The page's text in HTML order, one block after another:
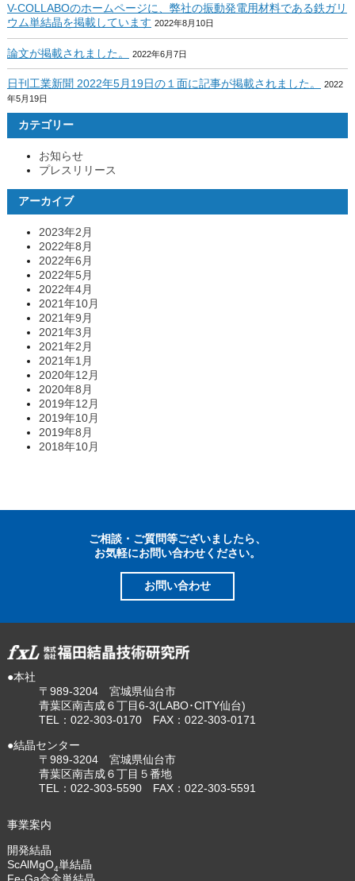
V-COLLABOのホームページに、弊社の振動発電用材料である鉄ガリ
ウム単結晶を掲載しています 2022年8月10日
論文が掲載されました。 2022年6月7日
日刊工業新聞 2022年5月19日の１面に記事が掲載されました。
2022
年5月19日
カテゴリー
お知らせ
プレスリリース
アーカイブ
2023年2月
2022年8月
2022年6月
2022年5月
2022年4月
2021年10月
2021年9月
2021年3月
2021年2月
2021年1月
2020年12月
2020年8月
2019年12月
2019年10月
2019年8月
2018年10月
ご相談・ご質問等ございましたら、
お気軽にお問い合わせください。
お問い合わせ
●本社
〒989-3204 宮城県仙台市
青葉区南吉成６丁目6-3(LABO･CITY仙台)
TEL：022-303-0170 FAX：022-303-0171
●結晶センター
〒989-3204 宮城県仙台市
青葉区南吉成６丁目５番地
TEL：022-303-5590 FAX：022-303-5591
事業案内
開発結晶
ScAlMgO4単結晶